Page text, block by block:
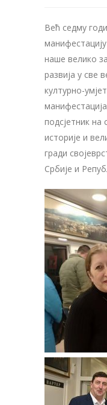
Већ седму
наше велико
развија у све
културно-
подсјетник на
историје и
гради
Србије и